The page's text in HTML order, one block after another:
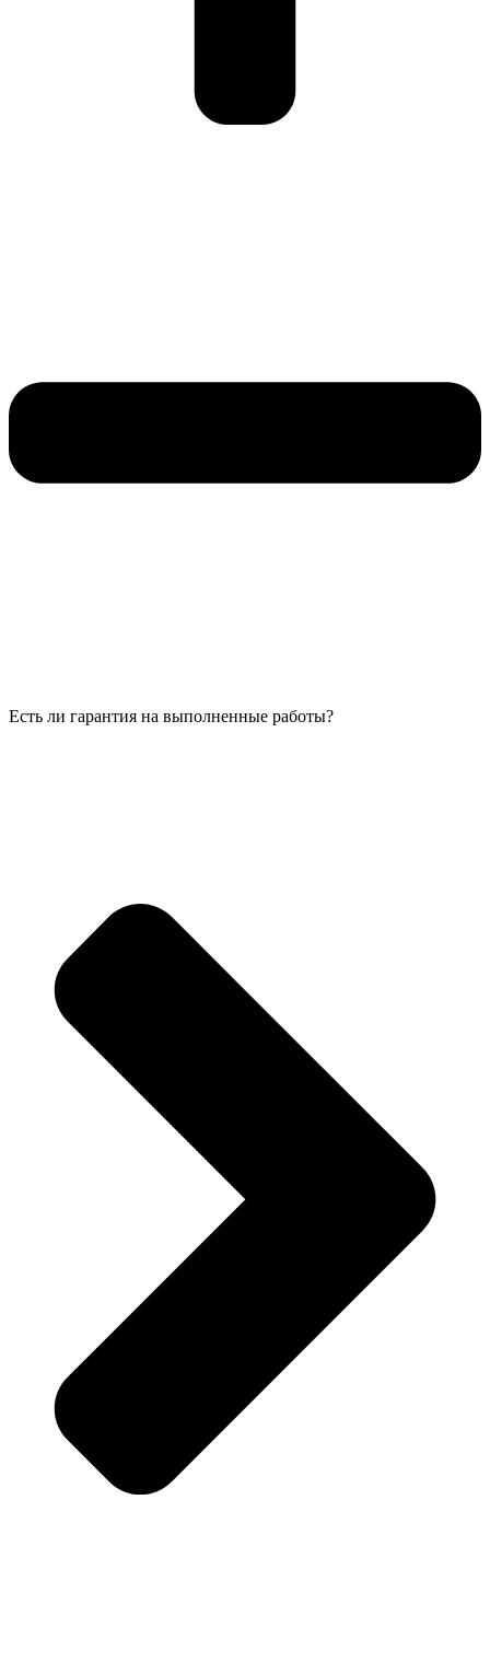
Есть ли гарантия на выполненные работы?